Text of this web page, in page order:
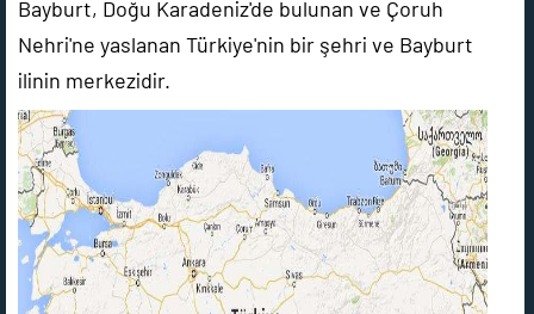
Bayburt, Doğu Karadeniz'de bulunan ve Çoruh
Nehri'ne yaslanan Türkiye'nin bir şehri ve Bayburt
ilinin merkezidir.